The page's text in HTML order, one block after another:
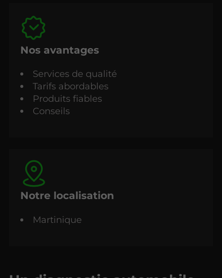
Nos avantages
Services de qualité
Tarifs abordables
Produits fiables
Conseils
Notre localisation
Martinique